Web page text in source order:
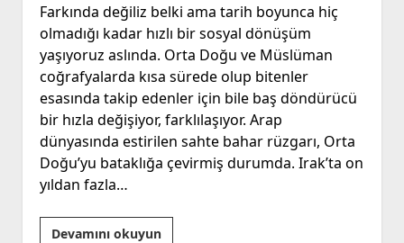
Farkında değiliz belki ama tarih boyunca hiç
olmadığı kadar hızlı bir sosyal dönüşüm
yaşıyoruz aslında. Orta Doğu ve Müslüman
coğrafyalarda kısa sürede olup bitenler
esasında takip edenler için bile baş döndürücü
bir hızla değişiyor, farklılaşıyor. Arap
dünyasında estirilen sahte bahar rüzgarı, Orta
Doğu’yu bataklığa çevirmiş durumda. Irak’ta on
yıldan fazla…
Devamını okuyunKendini